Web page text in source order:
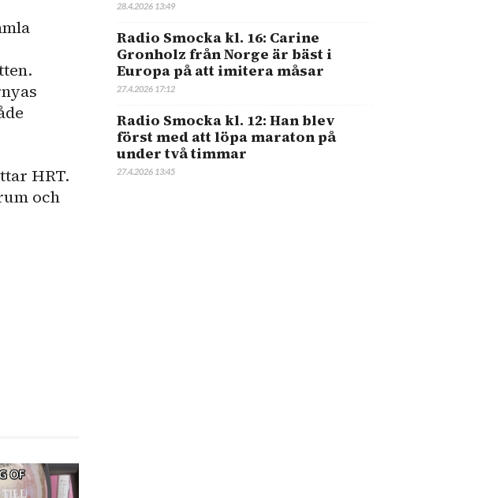
HRT.
och
28.4.2026 13:49
Radio Smocka kl. 16: Carine
Gronholz från Norge är bäst i
Europa på att imitera måsar
27.4.2026 17:12
Radio Smocka kl. 12: Han blev
först med att löpa maraton på
under två timmar
27.4.2026 13:45